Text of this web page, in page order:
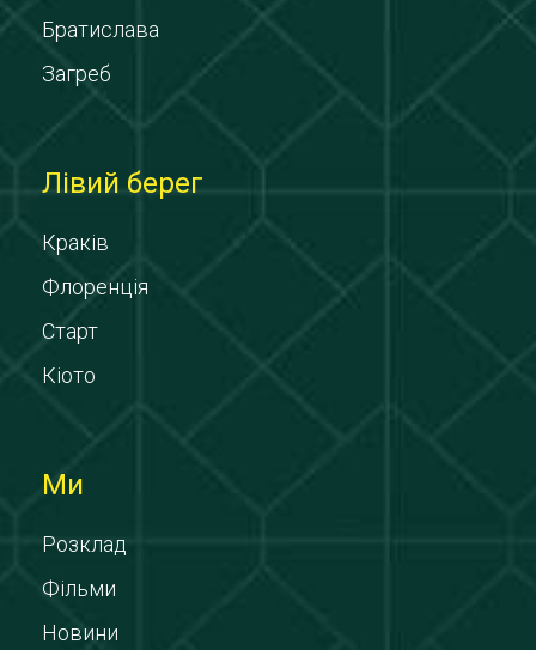
Братислава
Загреб
Лівий берег
Краків
Флоренція
Старт
Кіото
Ми
Розклад
Фільми
Новини